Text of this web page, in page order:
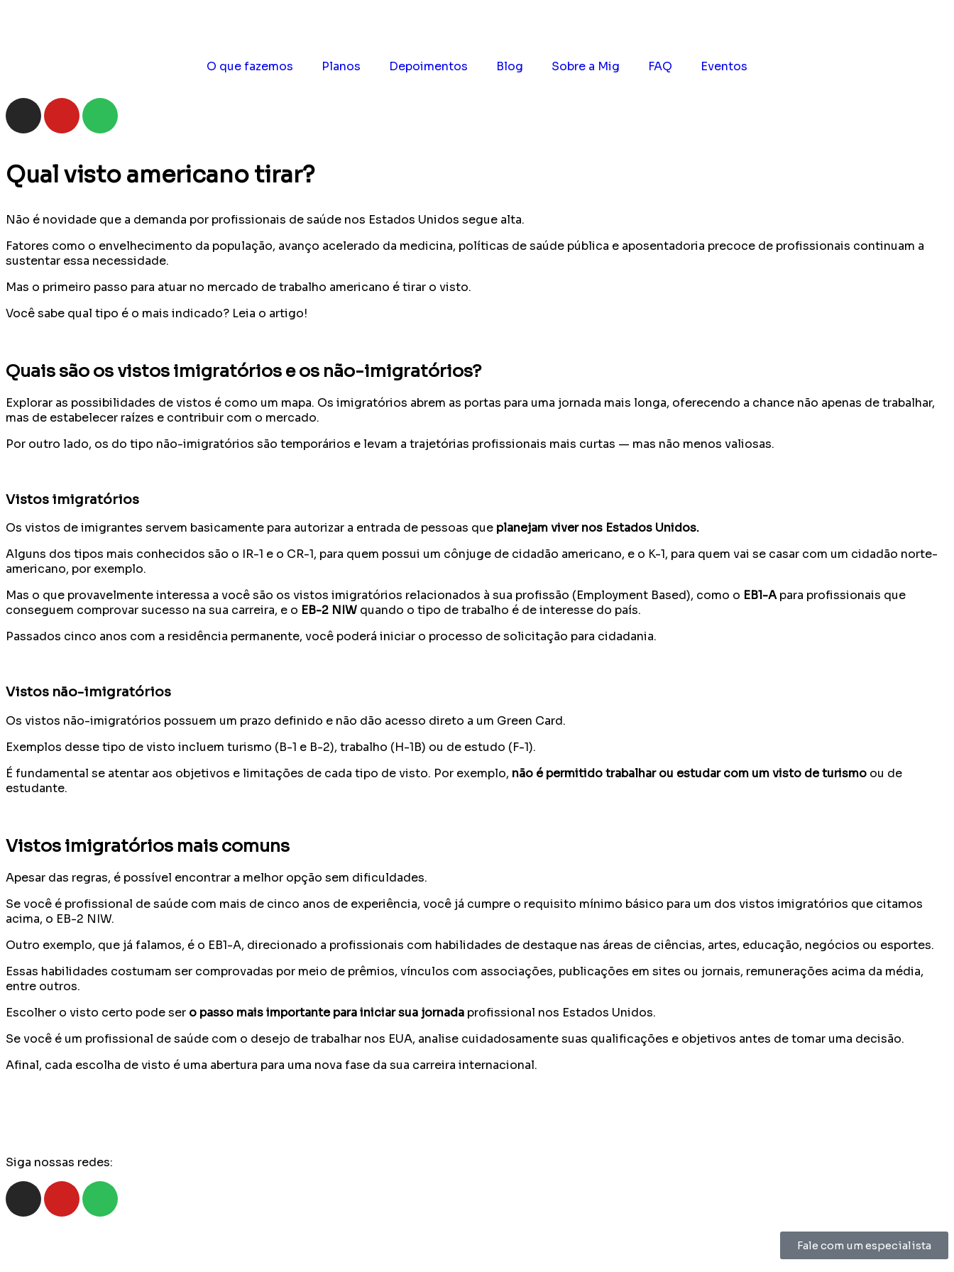
O que fazemos Planos Depoimentos Blog Sobre a Mig FAQ Eventos
Qual visto americano tirar?
Não é novidade que a demanda por profissionais de saúde nos Estados Unidos segue alta.
Fatores como o envelhecimento da população, avanço acelerado da medicina, políticas de saúde pública e aposentadoria precoce de profissionais continuam a
sustentar essa necessidade.
Mas o primeiro passo para atuar no mercado de trabalho americano é tirar o visto.
Você sabe qual tipo é o mais indicado? Leia o artigo!
Quais são os vistos imigratórios e os não-imigratórios?
Explorar as possibilidades de vistos é como um mapa. Os imigratórios abrem as portas para uma jornada mais longa, oferecendo a chance não apenas de trabalhar,
mas de estabelecer raízes e contribuir com o mercado.
Por outro lado, os do tipo não-imigratórios são temporários e levam a trajetórias profissionais mais curtas — mas não menos valiosas.
Vistos imigratórios
Os vistos de imigrantes servem basicamente para autorizar a entrada de pessoas que planejam viver nos Estados Unidos.
Alguns dos tipos mais conhecidos são o IR-1 e o CR-1, para quem possui um cônjuge de cidadão americano, e o K-1, para quem vai se casar com um cidadão norte-
americano, por exemplo.
Mas o que provavelmente interessa a você são os vistos imigratórios relacionados à sua profissão (Employment Based), como o EB1-Apara profissionais que
conseguem comprovar sucesso na sua carreira, e o EB-2 NIW quando o tipo de trabalho é de interesse do país.
Passados cinco anos com a residência permanente, você poderá iniciar o processo de solicitação para cidadania.
Vistos não-imigratórios
Os vistos não-imigratórios possuem um prazo definido e não dão acesso direto a um Green Card.
Exemplos desse tipo de visto incluem turismo (B-1 e B-2), trabalho (H-1B) ou de estudo (F-1).
É fundamental se atentar aos objetivos e limitações de cada tipo de visto. Por exemplo, não é permitido trabalhar ou estudar com um visto de turismo ou de
estudante.
Vistos imigratórios mais comuns
Apesar das regras, é possível encontrar a melhor opção sem dificuldades.
Se você é profissional de saúde com mais de cinco anos de experiência, você já cumpre o requisito mínimo básico para um dos vistos imigratórios que citamos
acima, o EB-2 NIW.
Outro exemplo, que já falamos, é o EB1-A, direcionado a profissionais com habilidades de destaque nas áreas de ciências, artes, educação, negócios ou esportes.
Essas habilidades costumam ser comprovadas por meio de prêmios, vínculos com associações, publicações em sites ou jornais, remunerações acima da média,
entre outros.
Escolher o visto certo pode ser o passo mais importante para iniciar sua jornada profissional nos Estados Unidos.
Se você é um profissional de saúde com o desejo de trabalhar nos EUA, analise cuidadosamente suas qualificações e objetivos antes de tomar uma decisão.
Afinal, cada escolha de visto é uma abertura para uma nova fase da sua carreira internacional.
Siga nossas redes:
Fale com um especialista